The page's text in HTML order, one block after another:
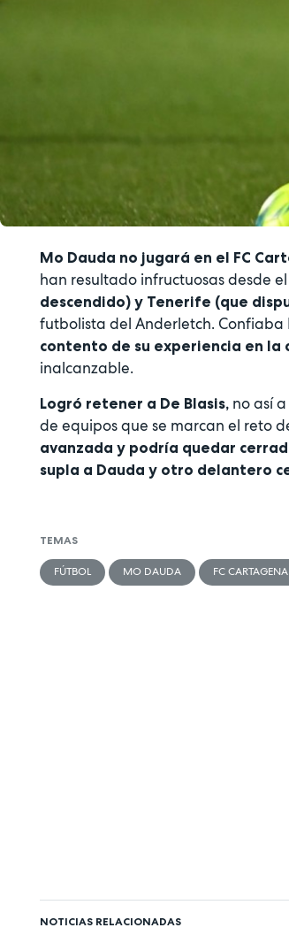
Mo Dauda no jugará en el FC
han resultado infructuosas desde
descendido) y Tenerife (que
futbolista del Anderletch. Confiaba
contento de su experiencia en
inalcanzable.
Logró retener a De Blasis, no así
de equipos que se marcan el reto
avanzada y podría quedar
supla a Dauda y otro delantero
TEMAS
FÚTBOL MO DAUDA FC CARTAGENA
NOTICIAS RELACIONADAS